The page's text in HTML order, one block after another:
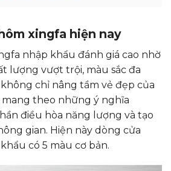
xingfa hiện nay
nhập khẩu đánh giá cao nhờ
lượng vượt trội, màu sắc đa
chỉ nâng tầm vẻ đẹp của
theo những ý nghĩa
điều hòa năng lượng và tạo
gian. Hiện này dòng cửa
có 5 màu cơ bản.